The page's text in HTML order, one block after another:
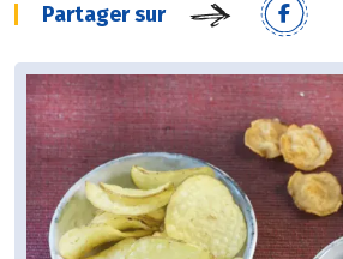
Partager sur